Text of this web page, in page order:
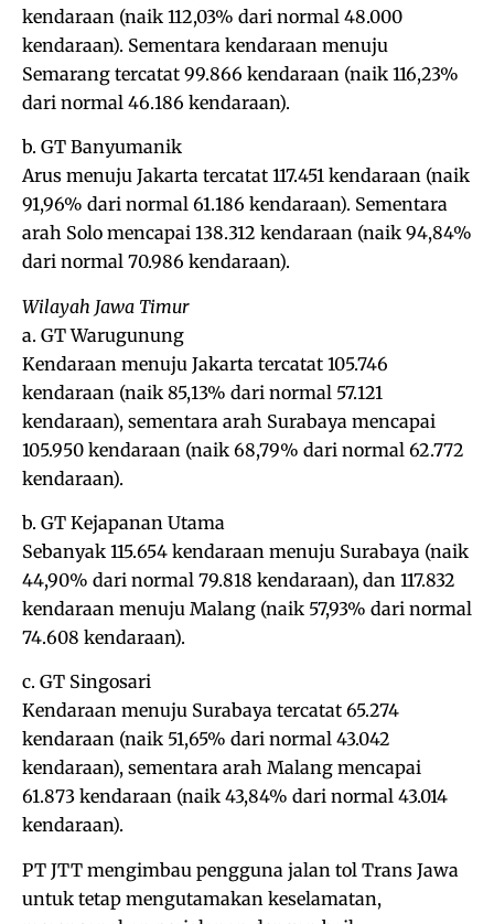
kendaraan (naik 112,03% dari normal 48.000
kendaraan). Sementara kendaraan menuju
Semarang tercatat 99.866 kendaraan (naik 116,23%
dari normal 46.186 kendaraan).
b. GT Banyumanik
Arus menuju Jakarta tercatat 117.451 kendaraan (naik
91,96% dari normal 61.186 kendaraan). Sementara
arah Solo mencapai 138.312 kendaraan (naik 94,84%
dari normal 70.986 kendaraan).
Wilayah Jawa Timur
a. GT Warugunung
Kendaraan menuju Jakarta tercatat 105.746
kendaraan (naik 85,13% dari normal 57.121
kendaraan), sementara arah Surabaya mencapai
105.950 kendaraan (naik 68,79% dari normal 62.772
kendaraan).
b. GT Kejapanan Utama
Sebanyak 115.654 kendaraan menuju Surabaya (naik
44,90% dari normal 79.818 kendaraan), dan 117.832
kendaraan menuju Malang (naik 57,93% dari normal
74.608 kendaraan).
c. GT Singosari
Kendaraan menuju Surabaya tercatat 65.274
kendaraan (naik 51,65% dari normal 43.042
kendaraan), sementara arah Malang mencapai
61.873 kendaraan (naik 43,84% dari normal 43.014
kendaraan).
PT JTT mengimbau pengguna jalan tol Trans Jawa
untuk tetap mengutamakan keselamatan,